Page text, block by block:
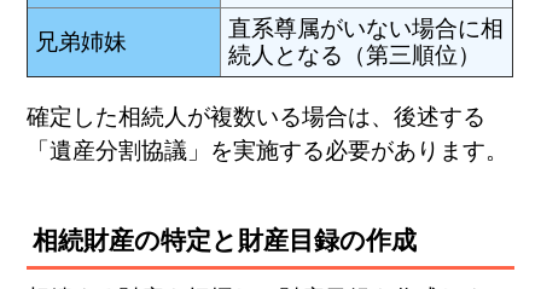
兄弟姉妹
直系尊属がいない場合に相
続人となる（第三順位）
確定した相続人が複数いる場合は、後述する
「遺産分割協議」を実施する必要があります。
相続財産の特定と財産目録の作成